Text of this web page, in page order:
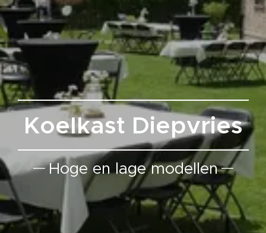
Koelkast Diepvries
Hoge en lage modellen